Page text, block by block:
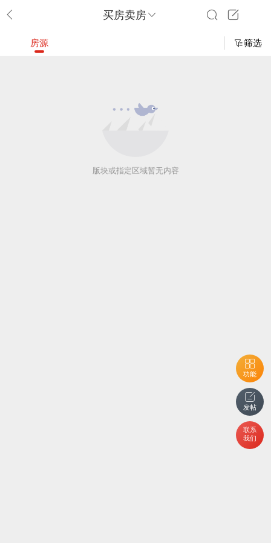
买房卖房
功能
发帖
联系
我们
房源 筛选
版块或指定区域暂无内容